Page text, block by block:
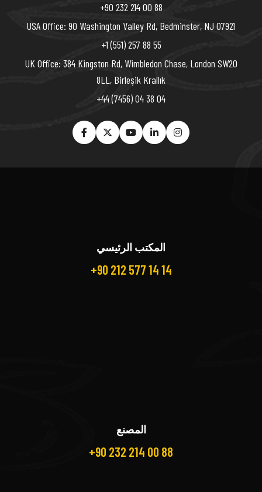
+90 232 214 00 88
USA Office: 90 Washington Valley Rd, Bedminster, NJ 07921
+1 (551) 257 88 55
UK Office: 384 Kingston Rd, Wimbledon Chase, London SW20
8LL, Birleşik Krallık
+44 (7456) 04 38 04
المكتب الرئيسي
+90 212 577 14 14
المصنع
+90 232 214 00 88